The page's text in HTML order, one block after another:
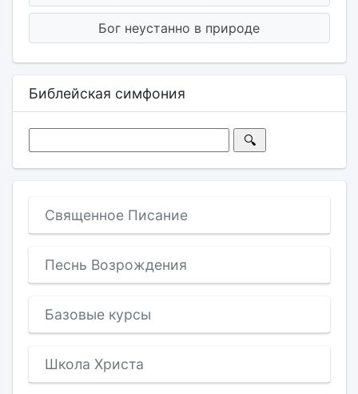
Бог неустанно в природе
Библейская симфония
Священное Писание
Песнь Возрождения
Базовые курсы
Школа Христа